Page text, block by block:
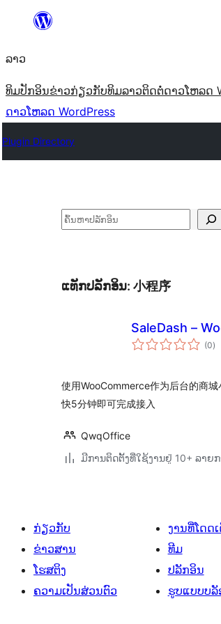
ທີ່
ເນື້ອຫາ
ລາວ
ທິມປັກອິນຂ່າວກ່ຽວກັບທິມລາວຕິດຕໍ່ດາວໂຫລດ
ດາວໂຫລດ WordPress
Plugin Directory
ຄົ້ນຫາ
ແທັກປລັກອິນ: 小程序
SaleDash –
(0ຄ
ທັ
)
使用WooCommerce作为后台的商
快5分钟即可完成接入
QwqOffice
ມີການຕິດຕັ້ງທີ່ໃຊ້ງານຢູ່ 10+ ລາຍ
ກ່ຽວກັບ
ຂ່າວສານ
ໂຮສຕິງ
ຄວາມເປັນສ່ວນຕົວ
ງານທີ່ໂດດ
ທີມ
ປລັກອິນ
ຮູບແບບບລັ